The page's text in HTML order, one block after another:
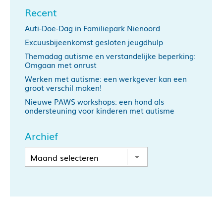
Recent
Auti-Doe-Dag in Familiepark Nienoord
Excuusbijeenkomst gesloten jeugdhulp
Themadag autisme en verstandelijke beperking:
Omgaan met onrust
Werken met autisme: een werkgever kan een
groot verschil maken!
Nieuwe PAWS workshops: een hond als
ondersteuning voor kinderen met autisme
Archief